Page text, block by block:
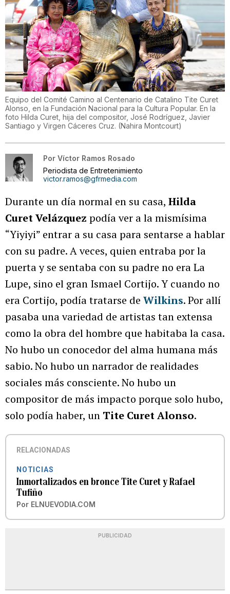
Equipo del Comité Camino al Centenario de Catalino Tite Curet
Alonso, en la Fundación Nacional para la Cultura Popular. En la
foto Hilda Curet, hija del compositor, José Rodríguez, Javier
Santiago y Virgen Cáceres Cruz. (Nahira Montcourt)
Por Víctor Ramos Rosado
Periodista de Entretenimiento
victor.ramos@gfrmedia.com
Durante un día normal en su casa, Hilda
Curet Velázquez podía ver a la mismísima
“Yiyiyi” entrar a su casa para sentarse a hablar
con su padre. A veces, quien entraba por la
puerta y se sentaba con su padre no era La
Lupe, sino el gran Ismael Cortijo. Y cuando no
era Cortijo, podía tratarse de Wilkins. Por allí
pasaba una variedad de artistas tan extensa
como la obra del hombre que habitaba la casa.
No hubo un conocedor del alma humana más
sabio. No hubo un narrador de realidades
sociales más consciente. No hubo un
compositor de más impacto porque solo hubo,
solo podía haber, un Tite Curet Alonso.
RELACIONADAS
NOTICIAS
Inmortalizados en bronce Tite Curet y Rafael
Tufiño
Por ELNUEVODIA.COM
PUBLICIDAD